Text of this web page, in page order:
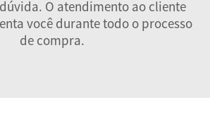
O atendimento ao cliente
você durante todo o processo
de compra.